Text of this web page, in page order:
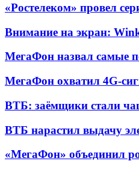
«Ростелеком» провел
Внимание на экран:
МегаФон назвал самые
МегаФон охватил 4G-
ВТБ: заёмщики стали
ВТБ нарастил выдачу
«МегаФон» объединил